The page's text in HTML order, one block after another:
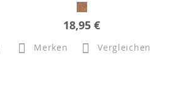
18,95 €
Merken Vergleichen